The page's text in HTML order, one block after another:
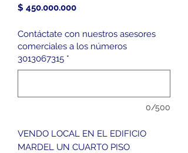
$ 450.000.000Precio
Contáctate con nuestros asesores
comerciales a los números
3013067315 *
0/500
VENDO LOCAL EN EL EDIFICIO
MARDEL UN CUARTO PISO